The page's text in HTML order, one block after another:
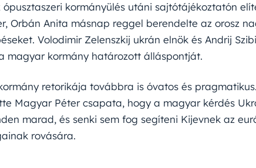
kormányülés utáni sajtótájékoztatón
Orbán Anita másnap reggel berendelte az orosz
Volodimir Zelenszkij ukrán elnök és Andrij
magyar kormány határozott álláspontját.
retorikája továbbra is óvatos és
Magyar Péter csapata, hogy a magyar kérdés
marad, és senki sem fog segíteni Kijevnek az
rovására.